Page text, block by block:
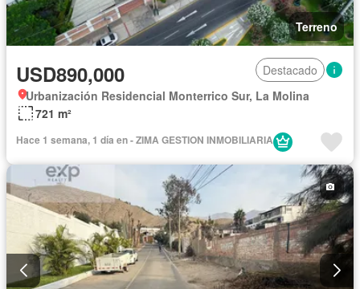
Terreno
USD890,000
Destacado
Urbanización Residencial Monterrico Sur, La Molina
721 m²
Hace 1 semana, 1 día en - ZIMA GESTION INMOBILIARIA